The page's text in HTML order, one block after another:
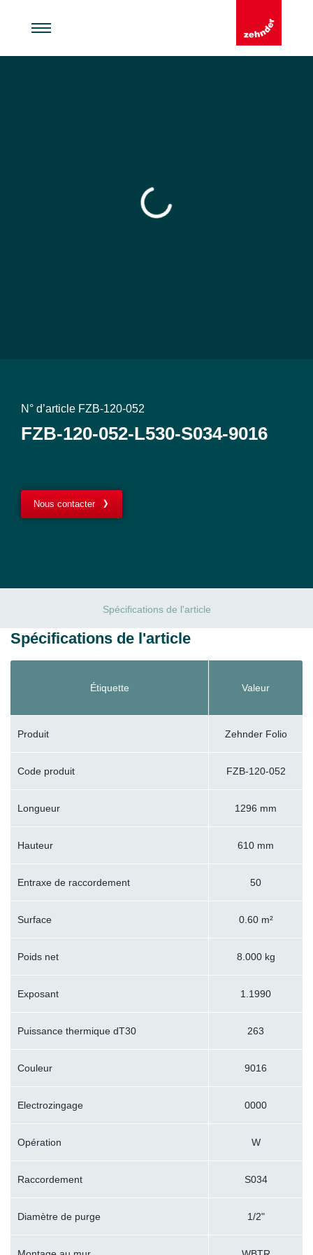
N° d’article FZB-120-052
FZB-120-052-L530-S034-9016
Nous contacter
Spécifications de l'article
Spécifications de l'article
Étiquette Valeur
Produit Zehnder Folio
Code produit FZB-120-052
Longueur 1296 mm
Hauteur 610 mm
Entraxe de raccordement 50
Surface 0.60 m²
Poids net 8.000 kg
Exposant 1.1990
Puissance thermique dT30 263
Couleur 9016
Electrozingage 0000
Opération W
Raccordement S034
Diamètre de purge 1/2"